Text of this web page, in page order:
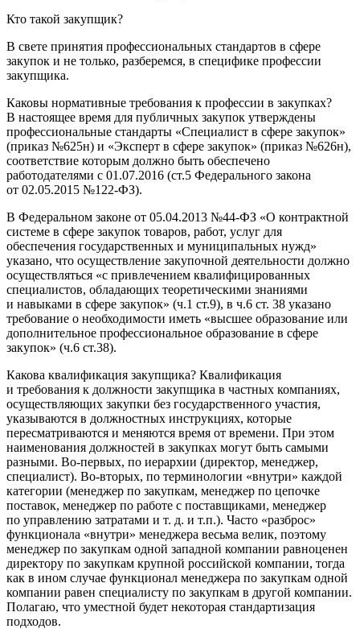
Кто такой закупщик?
В свете принятия профессиональных стандартов в сфере
закупок и не только, разберемся, в специфике профессии
закупщика.
Каковы нормативные требования к профессии в закупках?
В настоящее время для публичных закупок утверждены
профессиональные стандарты «Специалист в сфере закупок»
(приказ №625н) и «Эксперт в сфере закупок» (приказ №626н),
соответствие которым должно быть обеспечено
работодателями с 01.07.2016 (ст.5 Федерального закона
от 02.05.2015 №122-ФЗ).
В Федеральном законе от 05.04.2013 №44-ФЗ «О контрактной
системе в сфере закупок товаров, работ, услуг для
обеспечения государственных и муниципальных нужд»
указано, что осуществление закупочной деятельности должно
осуществляться «с привлечением квалифицированных
специалистов, обладающих теоретическими знаниями
и навыками в сфере закупок» (ч.1 ст.9), в ч.6 ст. 38 указано
требование о необходимости иметь «высшее образование или
дополнительное профессиональное образование в сфере
закупок» (ч.6 ст.38).
Какова квалификация закупщика? Квалификация
и требования к должности закупщика в частных компаниях,
осуществляющих закупки без государственного участия,
указываются в должностных инструкциях, которые
пересматриваются и меняются время от времени. При этом
наименования должностей в закупках могут быть самыми
разными. Во-первых, по иерархии (директор, менеджер,
специалист). Во-вторых, по терминологии «внутри» каждой
категории (менеджер по закупкам, менеджер по цепочке
поставок, менеджер по работе с поставщиками, менеджер
по управлению затратами и т. д. и т.п.). Часто «разброс»
функционала «внутри» менеджера весьма велик, поэтому
менеджер по закупкам одной западной компании равноценен
директору по закупкам крупной российской компании, тогда
как в ином случае функционал менеджера по закупкам одной
компании равен специалисту по закупкам в другой компании.
Полагаю, что уместной будет некоторая стандартизация
подходов.